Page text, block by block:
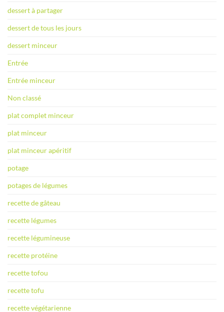
dessert à partager
dessert de tous les jours
dessert minceur
Entrée
Entrée minceur
Non classé
plat complet minceur
plat minceur
plat minceur apéritif
potage
potages de légumes
recette de gâteau
recette légumes
recette légumineuse
recette protéine
recette tofou
recette tofu
recette végétarienne